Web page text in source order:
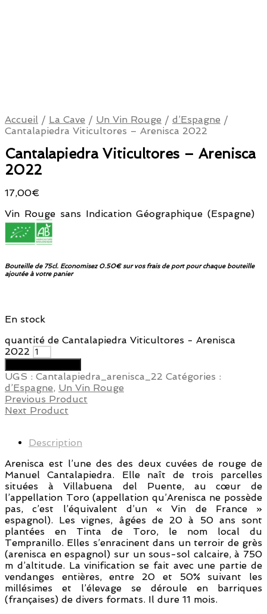
Accueil / La Cave / Un Vin Rouge / d’Espagne /
Cantalapiedra Viticultores – Arenisca 2022
Cantalapiedra Viticultores – Arenisca
2022
17,00€
Vin Rouge sans Indication Géographique (Espagne)
Bouteille de 75cl. Economisez 0.50€ sur vos frais de port pour chaque bouteille
ajoutée à votre panier
En stock
quantité de Cantalapiedra Viticultores - Arenisca
2022
UGS : Cantalapiedra_arenisca_22 Catégories :
d’Espagne, Un Vin Rouge
Previous Product
Next Product
Description
Arenisca est l’une des des deux cuvées de rouge de
Manuel Cantalapiedra. Elle naît de trois parcelles
situées à Villabuena del Puente, au cœur de
l’appellation Toro (appellation qu’Arenisca ne possède
pas, c’est l’équivalent d’un « Vin de France »
espagnol). Les vignes, âgées de 20 à 50 ans sont
plantées en Tinta de Toro, le nom local du
Tempranillo. Elles s’enracinent dans un terroir de grès
(arenisca en espagnol) sur un sous-sol calcaire, à 750
m d’altitude. La vinification se fait avec une partie de
vendanges entières, entre 20 et 50% suivant les
millésimes et l’élevage se déroule en barriques
(françaises) de divers formats. Il dure 11 mois.